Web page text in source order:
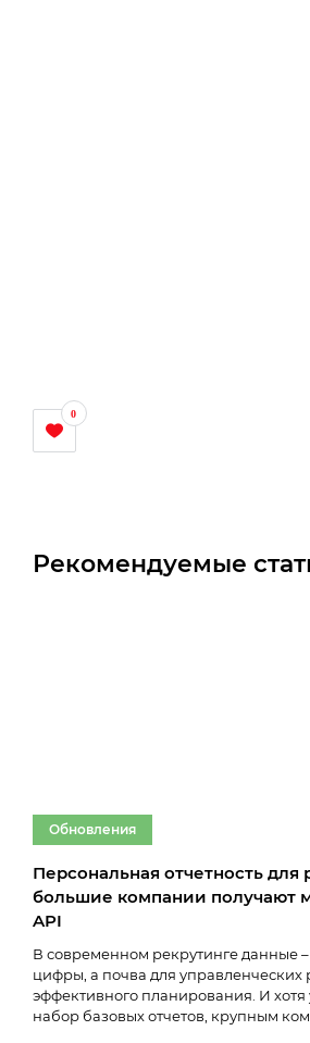
0
Рекомендуемые
Обновления
Персональная отчетность для
большие компании получают
API
В современном рекрутинге данные –
цифры, а почва для
эффективного планирования. И хотя
набор базовых отчетов, крупным